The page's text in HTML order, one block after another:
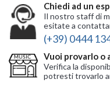
Chiedi ad un
Il nostro staff di
esitate a
(+39) 0444
Vuoi provarlo o
Verifica la
potresti trovarlo